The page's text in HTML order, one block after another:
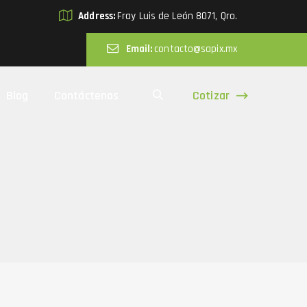
Address:Fray Luis de León 8071, Qro.
Email: contacto@sapix.mx
Cotizar